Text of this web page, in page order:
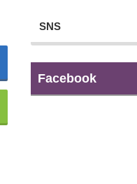
SNS
Facebook